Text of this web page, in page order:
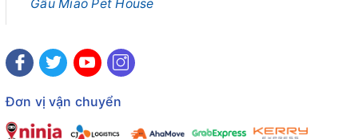
Gâu Miao Pet House
Đơn vị vận chuyển